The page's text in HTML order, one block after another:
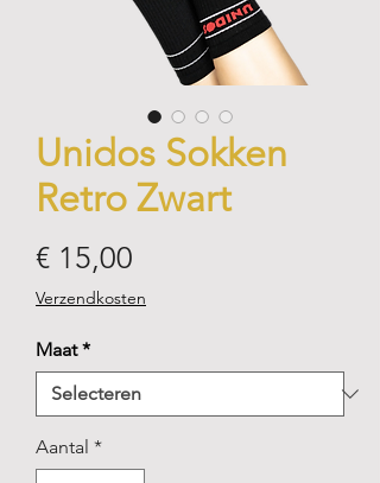
Unidos Sokken
Retro Zwart
€ 15,00
Verzendkosten
Maat *
Aantal *